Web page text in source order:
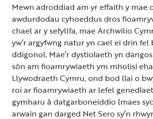
Mewn adroddiad am yr effaith y mae
awdurdodau cyhoeddus dros
chael ar y sefyllfa, mae Archwilio
yw’r argyfwng natur yn cael ei drin
ddigonol. Mae’r dystiolaeth yn
sôn am fioamrywiaeth ym mholisi
Llywodraeth Cymru, ond bod llai o
roi ar fioamrywiaeth ar lefel
gymharu â datgarboneiddio (maes
arwain gan darged Net Sero sy’n